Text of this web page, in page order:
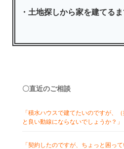
・土地探しから家を建てる
〇直近のご相談
「積水ハウスで建てたいのですが、
と良い動線にならないでしょうか？」
「契約したのですが、ちょっと困っ